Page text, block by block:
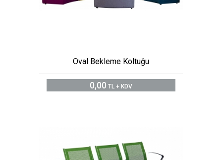
Oval Bekleme Koltuğu
0,00 TL + KDV